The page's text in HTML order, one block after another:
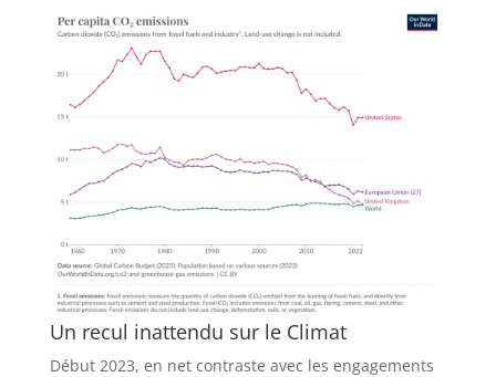
Un recul inattendu sur le Climat
Début 2023, en net contraste avec les engagements